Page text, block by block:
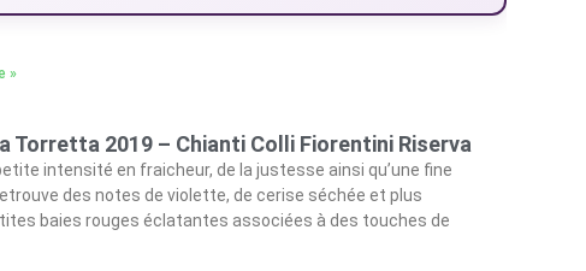
»
Torretta 2019 – Chianti Colli Fiorentini Riserva
intensité en fraicheur, de la justesse ainsi qu’une fine
des notes de violette, de cerise séchée et plus
baies rouges éclatantes associées à des touches de